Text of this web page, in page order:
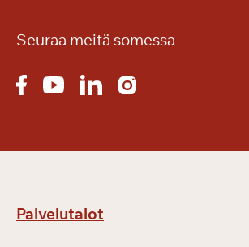
Seuraa meitä somessa
Palvelutalot